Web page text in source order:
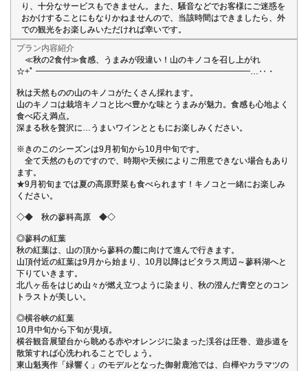
り、十分なサービスもできません。また、騒音などでお客様にご迷惑を
おかけすることにもなりかねませんので、当該時間はできましたら、外
での観光をお楽しみいただければ幸いです。
プラン内容紹介
≪秋の2食付≫食感、うまみが段違い！山のキノコを召し上がれ
☆+ﾟ ━━━━━━━━━━━━━━━━━━━━━━━━━━…‥・
秋は天然ものの山のキノコがたくさん採れます。
山のキノコは栽培キノコと比べ豊かな味とうまみが魅力。食感も心地よく
食べ応え満点。
深まる秋を贅沢に…うまいワインとともにお楽しみください。
※きのこのシーズンは9月初旬から10月中旬です。
全て天然のものですので、時期や天候によりご用意できない場合もあり
ます。
★9月初旬までは夏の高原野菜も食べられます！キノコと一緒にお楽しみ
ください。
◇◆ 秋の蓼科高原 ◆◇
◎蓼科の紅葉
秋の紅葉は、山の頂から蓼科の麓に向けて進んで行きます。
山頂付近の紅葉は9月から始まり、10月以降はピタラス周辺～蓼科湖へと
下りていきます。
北八ヶ岳をはじめ山々が燃え立つように染まり、秋の澄んだ青空とのコン
トラストが美しい。
◎横谷峡の紅葉
10月中旬から下旬が見頃。
横谷観音展望台から眺める赤やオレンジに染まった渓谷は圧巻、遊歩道を
散策すれば心洗われることでしょう。
東山魁夷作「緑響く」のモデルとなった御射鹿池では、白樺やカラマツの